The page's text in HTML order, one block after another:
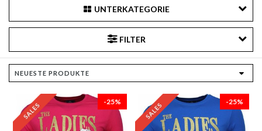
UNTERKATEGORIE
FILTER
-25% -25%